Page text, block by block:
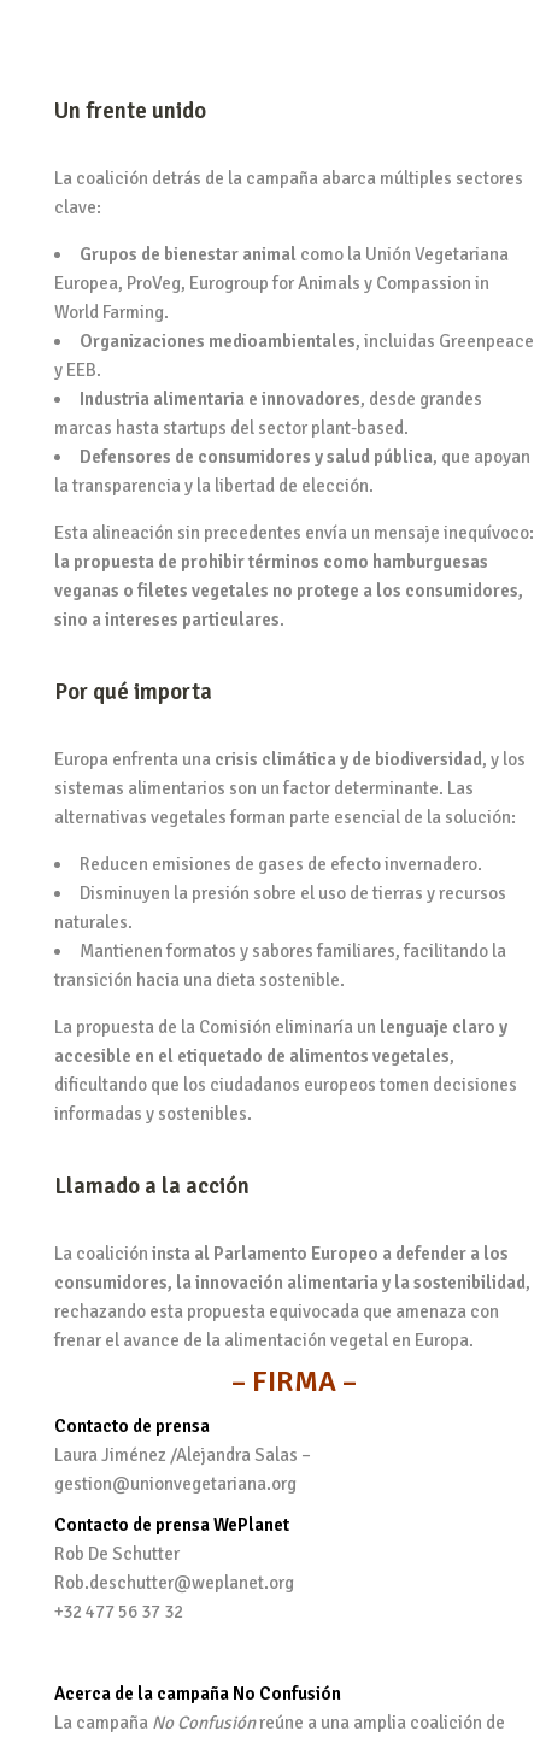
Un frente unido
La coalición detrás de la campaña abarca múltiples sectores
clave:
Grupos de bienestar animalcomo la Unión Vegetariana
Europea, ProVeg, Eurogroup for Animals y Compassion in
World Farming.
Organizaciones medioambientales, incluidas Greenpeace
y EEB.
Industria alimentaria e innovadores, desde grandes
marcas hasta startups del sector plant-based.
Defensores de consumidores y salud pública, que apoyan
la transparencia y la libertad de elección.
Esta alineación sin precedentes envía un mensaje inequívoco:
la propuesta de prohibir términos como hamburguesas
veganas o filetes vegetales no protege a los consumidores,
sino a intereses particulares.
Por qué importa
Europa enfrenta una crisis climática y de biodiversidad, y los
sistemas alimentarios son un factor determinante. Las
alternativas vegetales forman parte esencial de la solución:
Reducen emisiones de gases de efecto invernadero.
Disminuyen la presión sobre el uso de tierras y recursos
naturales.
Mantienen formatos y sabores familiares, facilitando la
transición hacia una dieta sostenible.
La propuesta de la Comisión eliminaría un lenguaje claro y
accesible en el etiquetado de alimentos vegetales,
dificultando que los ciudadanos europeos tomen decisiones
informadas y sostenibles.
Llamado a la acción
La coalición insta al Parlamento Europeo a defender a los
consumidores, la innovación alimentaria y la sostenibilidad,
rechazando esta propuesta equivocada que amenaza con
frenar el avance de la alimentación vegetal en Europa.
– FIRMA –
Contacto de prensa
Laura Jiménez /Alejandra Salas –
gestion@unionvegetariana.org
Contacto de prensa WePlanet
Rob De Schutter
Rob.deschutter@weplanet.org
+32 477 56 37 32
Acerca de la campaña No Confusión
La campaña No Confusiónreúne a una amplia coalición de